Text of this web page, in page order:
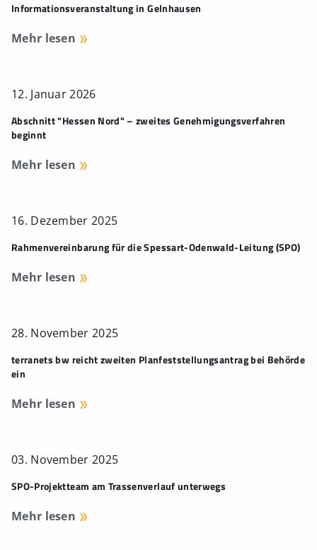
Informationsveranstaltung in Gelnhausen
Mehr lesen
12. Januar 2026
Abschnitt "Hessen Nord" – zweites Genehmigungsverfahren
beginnt
Mehr lesen
16. Dezember 2025
Rahmenvereinbarung für die Spessart-Odenwald-Leitung (SPO)
Mehr lesen
28. November 2025
terranets bw reicht zweiten Planfeststellungsantrag bei Behörde
ein
Mehr lesen
03. November 2025
SPO-Projektteam am Trassenverlauf unterwegs
Mehr lesen